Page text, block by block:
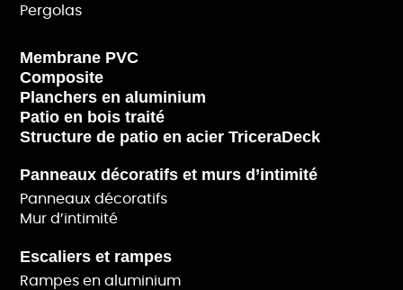
Pergolas
Membrane PVC
Composite
Planchers en aluminium
Patio en bois traité
Structure de patio en acier TriceraDeck
Panneaux décoratifs et murs d’intimité
Panneaux décoratifs
Mur d’intimité
Escaliers et rampes
Rampes en aluminium